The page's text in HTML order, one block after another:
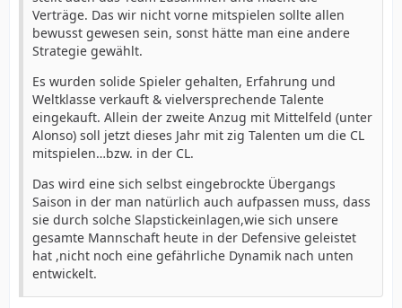
Verträge. Das wir nicht vorne mitspielen sollte allen
bewusst gewesen sein, sonst hätte man eine andere
Strategie gewählt.
Es wurden solide Spieler gehalten, Erfahrung und
Weltklasse verkauft & vielversprechende Talente
eingekauft. Allein der zweite Anzug mit Mittelfeld (unter
Alonso) soll jetzt dieses Jahr mit zig Talenten um die CL
mitspielen…bzw. in der CL.
Das wird eine sich selbst eingebrockte Übergangs
Saison in der man natürlich auch aufpassen muss, dass
sie durch solche Slapstickeinlagen,wie sich unsere
gesamte Mannschaft heute in der Defensive geleistet
hat ,nicht noch eine gefährliche Dynamik nach unten
entwickelt.